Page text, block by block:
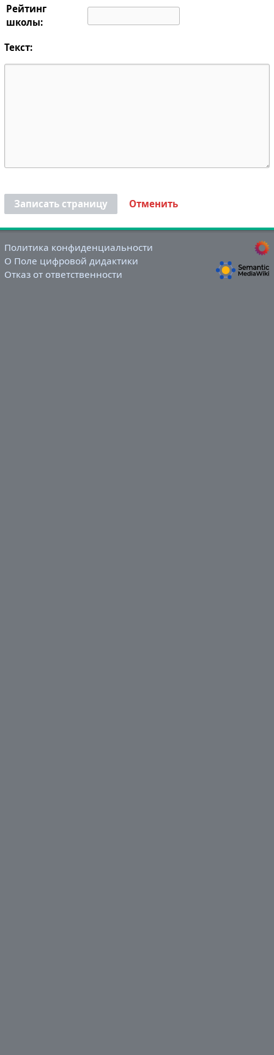
Рейтинг
школы:
Текст:
Записать страницу Отменить
Политика конфиденциальности
О Поле цифровой дидактики
Отказ от ответственности